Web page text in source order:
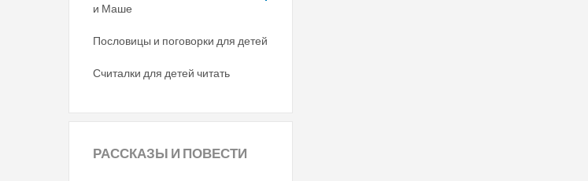
и Маше
Пословицы и поговорки для детей
Считалки для детей читать
РАССКАЗЫ И ПОВЕСТИ